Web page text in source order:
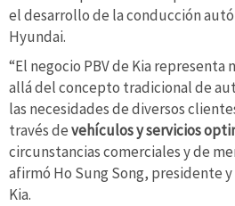
el desarrollo de la conducción
Hyundai.
“El negocio PBV de Kia representa
allá del concepto tradicional de
las necesidades de diversos
través devehículos y servicios
circunstancias comerciales y de
afirmó Ho Sung Song, presidente
Kia.